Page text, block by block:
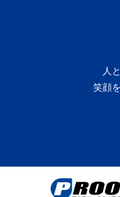
人
笑顔を